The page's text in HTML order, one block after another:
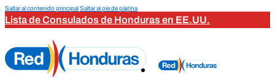
Saltar al contenido principalSaltar al pie de página
Lista de Consulados de Honduras en EE.UU.